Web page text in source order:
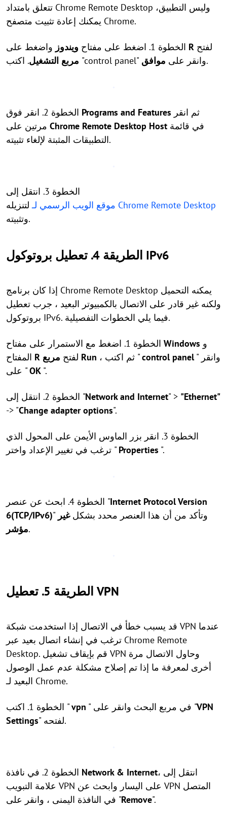
تتعلق بامتداد Chrome Remote Desktop وليس التطبيق،
يمكنك إعادة تثبيت متصفح Chrome.
الخطوة 1. اضغط على مفتاح ويندوز R لفتح
مربع التشغيل
. اكتب "control panel" وانقر على موافق .
Programs and Features
Chrome Remote Desktop Host
التطبيقات المثبتة لإلغاء تثبيته.
الخطوة 3. انتقل إلى
موقع الويب الرسمي لـ Chrome Remote Desktop
لتنزيله
وتثبيته.
الطريقة 4. تعطيل بروتوكول IPv6
إذا كان برنامج Chrome Remote Desktop يمكنه التحميل
ولكنه غير قادر على الاتصال بالكمبيوتر البعيد ، جرب تعطيل
بروتوكول IPv6. فيما يلي الخطوات التفصيلية.
Windows و
R لفتح مربع Run ، ثم اكتب "control panel" وانقر
على "OK ".
الخطوة 2. انتقل إلى "Network and Internet" > "Ethernet"
-> "Change adapter options".
الخطوة 3. انقر بزر الماوس الأيمن على المحول الذي
ترغب في تغيير الإعداد واختر " Properties ".
الخطوة 4. ابحث عن عنصر "Internet Protocol Version
6(TCP/IPv6)
" وتأكد من أن هذا العنصر محدد بشكلغير
مؤشر.
الطريقة 5. تعطيل VPN
قد يسبب خطأ في الاتصال إذا استخدمت شبكة VPN عندما
ترغب في إنشاء اتصال بعيد عبر Chrome Remote
Desktop. قم بإيقاف تشغيل VPN وحاول الاتصال مرة
أخرى لمعرفة ما إذا تم إصلاح مشكلة عدم عمل الوصول
البعيد لـ Chrome.
الخطوة 1. اكتب "vpn " في مربع البحث وانقر على "VPN
Settings
" لفتحه.
Network & Internet، انتقل إلى
علامة التبويب VPN على اليسار وابحث عن VPN المتصل
في النافذة اليمنى ، وانقر على "Remove".